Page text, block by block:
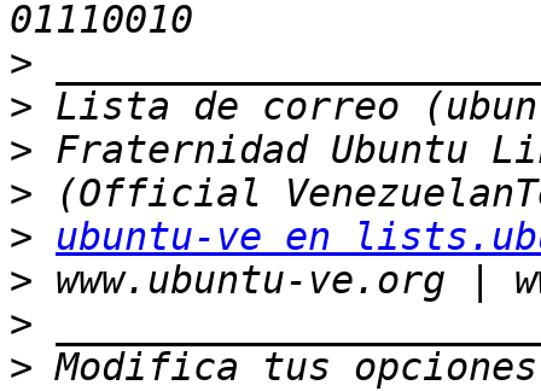
>
>
>
>
>
ubuntu-ve en
>
>
> Modifica tus